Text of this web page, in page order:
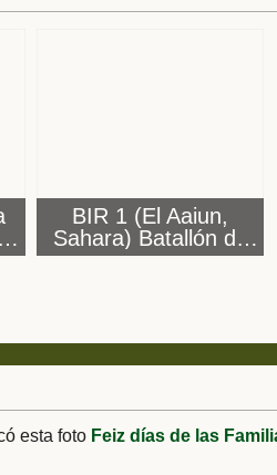
BIR 1 (El Aaiun,
Sahara) Batallón de
Instrucción de
esta foto Feiz días de las